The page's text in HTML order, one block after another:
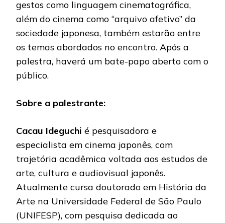
gestos como linguagem cinematográfica,
além do cinema como “arquivo afetivo” da
sociedade japonesa, também estarão entre
os temas abordados no encontro. Após a
palestra, haverá um bate-papo aberto com o
público.
Sobre a palestrante:
Cacau Ideguchi é pesquisadora e
especialista em cinema japonês, com
trajetória acadêmica voltada aos estudos de
arte, cultura e audiovisual japonês.
Atualmente cursa doutorado em História da
Arte na Universidade Federal de São Paulo
(UNIFESP), com pesquisa dedicada ao